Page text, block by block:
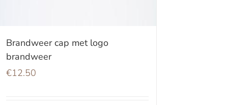
Brandweer cap met logo
brandweer
€12.50